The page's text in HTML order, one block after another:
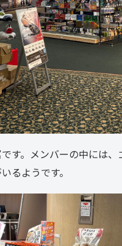
す。メンバーの中には
るようです。